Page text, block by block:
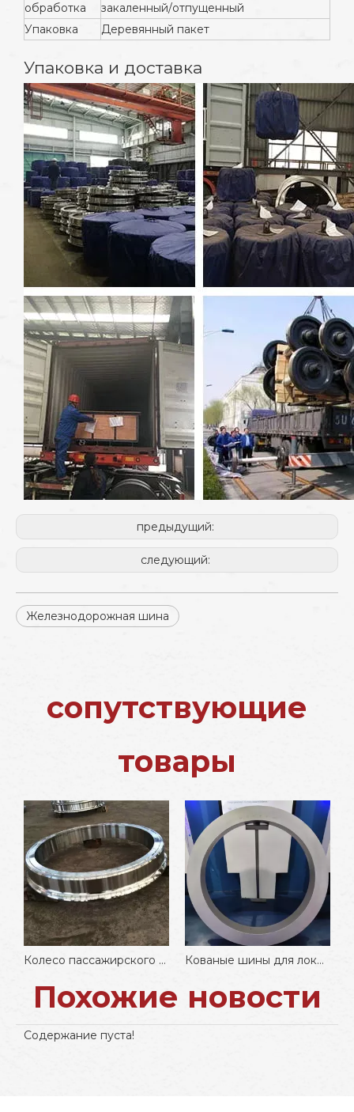
обработка
закаленный/отпущенный
Упаковка
Деревянный пакет
Упаковка и доставка
предыдущий:
следующий:
Железнодорожная шина
сопутствующие
товары
Колесо пассажирского вагона Кованые шины для локомотивов и вагонов
Похожие новости
Содержание пуста!